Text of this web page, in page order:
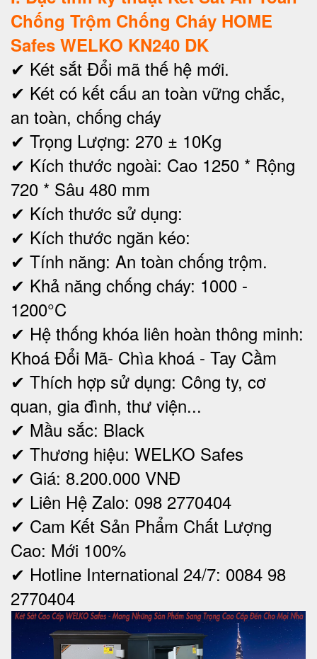
Chống Trộm Chống Cháy HOME
Safes WELKO KN240 DK
✔ Két sắt Đổi mã thế hệ mới.
✔ Két có kết cấu an toàn vững chắc,
an toàn, chống cháy
✔ Trọng Lượng: 270 ± 10Kg
✔ Kích thước ngoài: Cao 1250 * Rộng
720 * Sâu 480 mm
✔ Kích thước sử dụng:
✔ Kích thước ngăn kéo:
✔ Tính năng: An toàn chống trộm.
✔ Khả năng chống cháy: 1000 -
1200°C
✔ Hệ thống khóa liên hoàn thông minh:
Khoá Đổi Mã- Chìa khoá - Tay Cầm
✔ Thích hợp sử dụng: Công ty, cơ
quan, gia đình, thư viện...
✔ Mầu sắc: Black
✔ Thương hiệu: WELKO Safes
✔ Giá: 8.200.000 VNĐ
✔ Liên Hệ Zalo: 098 2770404
✔ Cam Kết Sản Phẩm Chất Lượng
Cao: Mới 100%
✔ Hotline International 24/7: 0084 98
2770404